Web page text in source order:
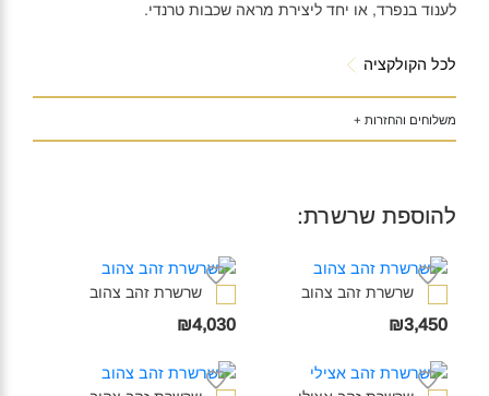
לענוד בנפרד, או יחד ליצירת מראה שכבות טרנדי.
לכל הקולקציה
משלוחים והחזרות +
להוספת שרשרת:
שרשרת זהב צהוב‎
₪3,450
שרשרת זהב צהוב‎
₪4,030